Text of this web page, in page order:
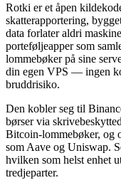
Rotki er et åpen
skatterapportering,
data forlater aldri
porteføljeapper som
lommebøker på sine
din egen VPS — ingen
bruddrisiko.
Den kobler seg til
børser via
Bitcoin-lommebøker, og
som Aave og Uniswap.
hvilken som helst enhet
tredjeparter.